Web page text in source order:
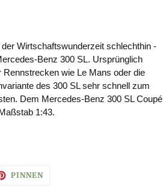
Wirtschaftswunderzeit schlechthin -
Benz 300 SL. Ursprünglich
wie Le Mans oder die
des 300 SL sehr schnell zum
Dem Mercedes-Benz 300 SL Coupé
1:43.
PINNENAUF